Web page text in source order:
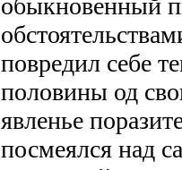
обыкновенный
повредил себе
половины од
явленье
посмеялся над